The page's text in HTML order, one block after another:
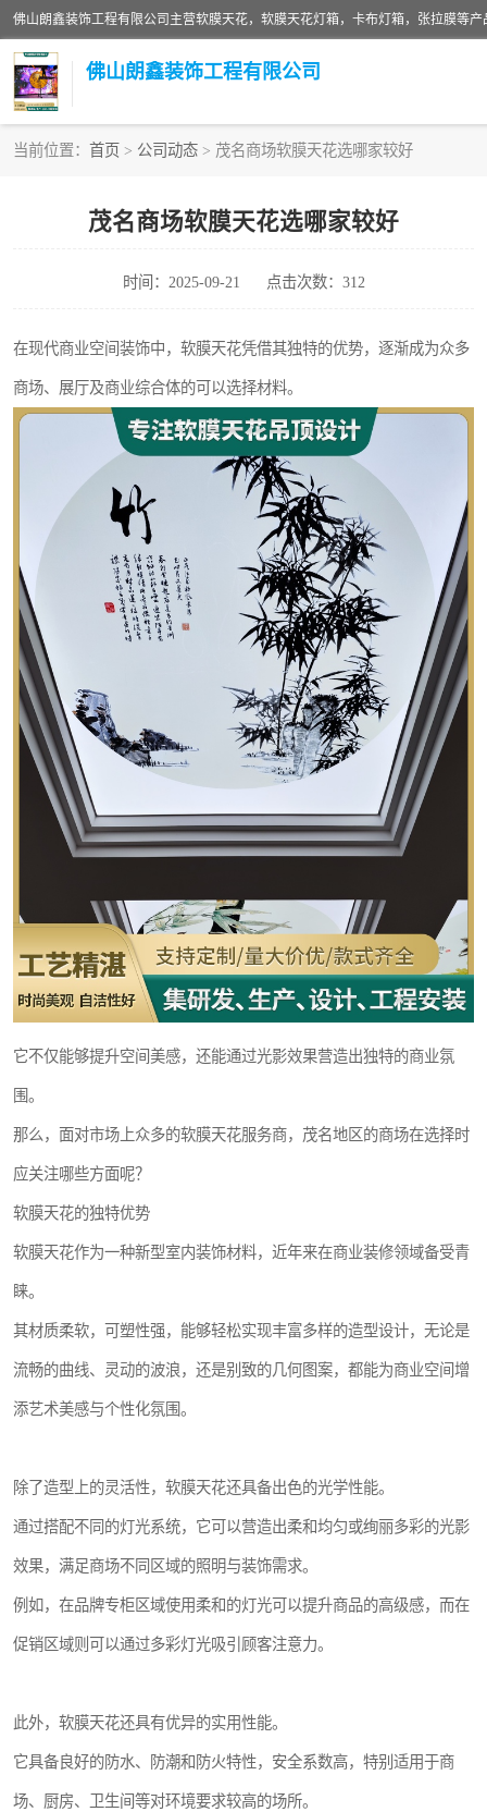
佛山朗鑫装饰工程有限公司
当前位置： 首页 > 公司动态 > 茂名商场软膜天花选哪家较好
茂名商场软膜天花选哪家较好
时间：2025-09-21 点击次数：312
在现代商业空间装饰中，软膜天花凭借其独特的优势，逐渐成为众多
商场、展厅及商业综合体的可以选择材料。
它不仅能够提升空间美感，还能通过光影效果营造出独特的商业氛
围。
那么，面对市场上众多的软膜天花服务商，茂名地区的商场在选择时
应关注哪些方面呢？
软膜天花的独特优势
软膜天花作为一种新型室内装饰材料，近年来在商业装修领域备受青
睐。
其材质柔软，可塑性强，能够轻松实现丰富多样的造型设计，无论是
流畅的曲线、灵动的波浪，还是别致的几何图案，都能为商业空间增
添艺术美感与个性化氛围。
除了造型上的灵活性，软膜天花还具备出色的光学性能。
通过搭配不同的灯光系统，它可以营造出柔和均匀或绚丽多彩的光影
效果，满足商场不同区域的照明与装饰需求。
例如，在品牌专柜区域使用柔和的灯光可以提升商品的高级感，而在
促销区域则可以通过多彩灯光吸引顾客注意力。
此外，软膜天花还具有优异的实用性能。
它具备良好的防水、防潮和防火特性，安全系数高，特别适用于商
场、厨房、卫生间等对环境要求较高的场所。